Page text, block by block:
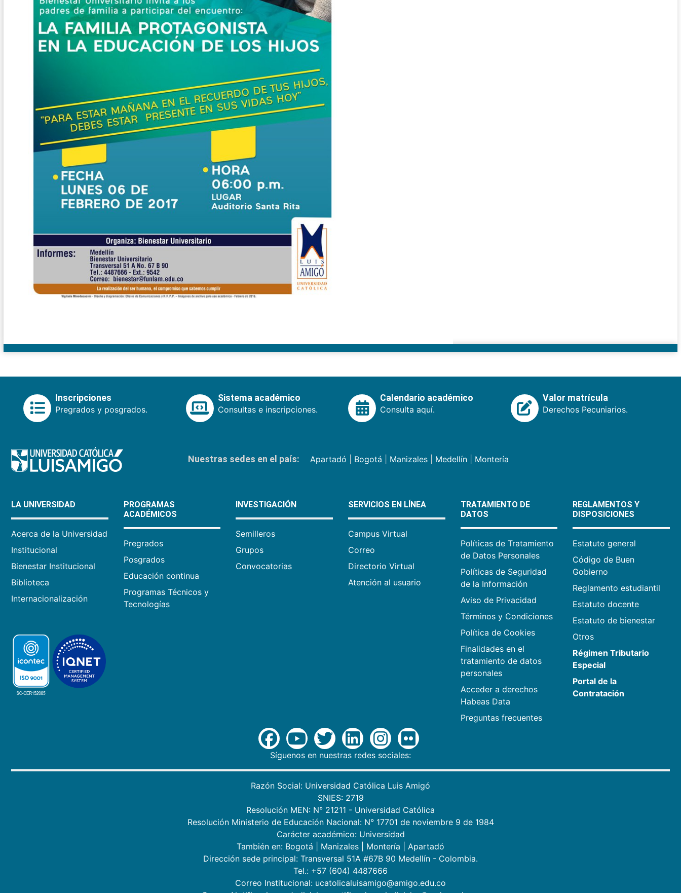
Inscripciones
Pregrados y posgrados.
Sistema académico
Consultas e inscripciones.
Calendario académico
Consulta aquí.
Valor matrícula
Derechos Pecuniarios.
Nuestras sedes en el país: Apartadó Bogotá Manizales| Medellín| Montería
LA UNIVERSIDAD
Acerca de la Universidad
Institucional
Bienestar Institucional
Biblioteca
Internacionalización
PROGRAMAS
ACADÉMICOS
Pregrados
Posgrados
Educación continua
Programas Técnicos y
Tecnologías
INVESTIGACIÓN
Semilleros
Grupos
Convocatorias
SERVICIOS EN LÍNEA
Campus Virtual
Correo
Directorio Virtual
Atención al usuario
TRATAMIENTO DE
DATOS
Políticas de Tratamiento
de Datos Personales
Políticas de Seguridad
de la Información
Aviso de Privacidad
Términos y Condiciones
Política de Cookies
Finalidades en el
tratamiento de datos
personales
Acceder a derechos
Habeas Data
Preguntas frecuentes
REGLAMENTOS Y
DISPOSICIONES
Estatuto general
Código de Buen
Gobierno
Reglamento estudiantil
Estatuto docente
Estatuto de bienestar
Otros
Régimen Tributario
Especial
Portal de la
Contratación
Síguenos en nuestras redes sociales:
Razón Social: Universidad Católica Luis Amigó
SNIES: 2719
Resolución MEN: N° 21211 - Universidad Católica
Resolución Ministerio de Educación Nacional: N° 17701 de noviembre 9 de 1984
Carácter académico: Universidad
También en: Bogotá Manizales Montería
Apartadó
Dirección sede principal: Transversal 51A #67B 90 Medellín - Colombia.
Tel.: +57 (604) 4487666
Correo Institucional: ucatolicaluisamigo@amigo.edu.co